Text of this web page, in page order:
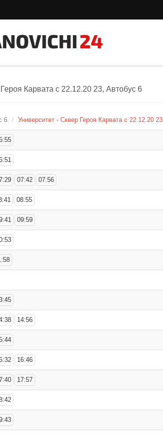
Карвата с 22.12.20 23, Автобус 6
6 Университет - Сквер Героя Карвата с 22.12.20 23
07:42 07:56
08:55
09:59
14:56
16:46
17:57